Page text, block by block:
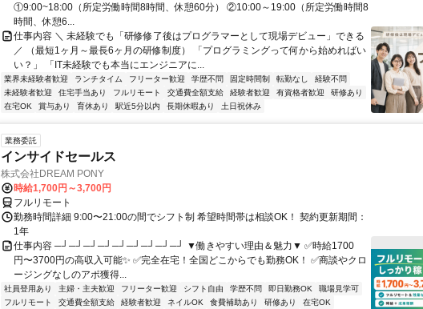
①9:00~18:00（所定労働時間8時間、休憩60分） ②10:00～19:00（所定労働時間8
時間、休憩6...
仕事内容 ＼ 未経験でも「研修修了後はプログラマーとして現場デビュー」できる
／ （最短1ヶ月～最長6ヶ月の研修制度） 「プログラミングって何から始めればい
い？」 「IT未経験でも本当にエンジニアに...
業界未経験者歓迎 ランチタイム フリーター歓迎 学歴不問 固定時間制 転勤なし
経験不問
未経験者歓迎
住宅手当あり フルリモート 交通費全額支給 経験者歓迎 有資格者歓迎
研修あり
在宅OK
賞与あり 育休あり 駅近5分以内 長期休暇あり 土日祝休み
業務委託
インサイドセールス
株式会社DREAM PONY
時給1,700円～3,700円
フルリモート
勤務時間詳細 9:00〜21:00の間でシフト制 希望時間帯は相談OK！ 契約更新期間：
1年
仕事内容 ─┘─┘─┘─┘─┘─┘─┘─┘─┘ ▼働きやすい理由＆魅力▼ ✅時給1700
円〜3700円の高収入可能✨ ✅完全在宅！全国どこからでも勤務OK！ ✅商談やクロ
ージングなしのアポ獲得...
社員登用あり 主婦・主夫歓迎 フリーター歓迎 シフト自由 学歴不問 即日勤務OK
職場見学可
フルリモート
交通費全額支給 経験者歓迎 ネイルOK 食費補助あり 研修あり
在宅OK